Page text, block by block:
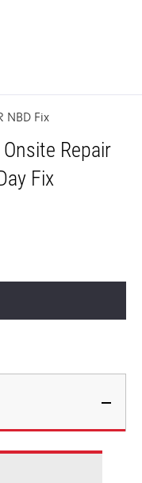
NBD Fix
Repair
Fix